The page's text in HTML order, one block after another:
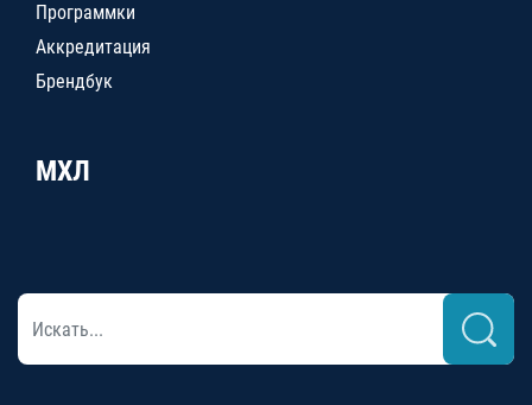
Программки
Аккредитация
Брендбук
МХЛ